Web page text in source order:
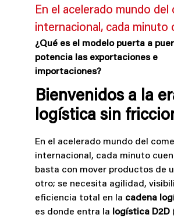
En el acelerado mundo del
internacional, cada minuto
¿Qué es el modelo puerta a
potencia las exportaciones e
importaciones?
Bienvenidos a la
logística sin
En el acelerado mundo del
internacional, cada minuto
basta con mover productos de
otro; se necesita agilidad,
eficiencia total en la cadena
es donde entra la logística D2D